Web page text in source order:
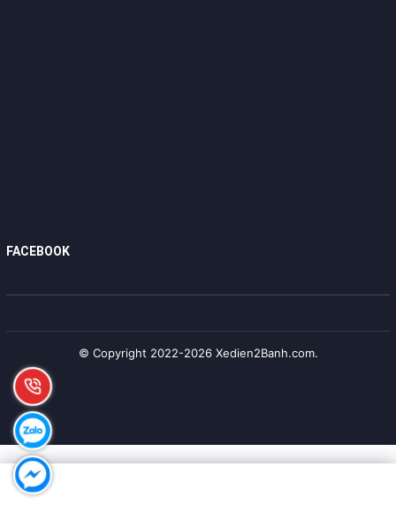
FACEBOOK
© Copyright 2022-2026 Xedien2Banh.com.